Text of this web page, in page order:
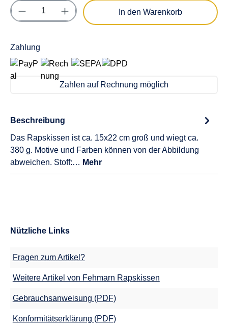
Produkt Anzahl: Gib den gewünschten
In den Warenkorb
Zahlung
Zahlen auf Rechnung möglich
Beschreibung
Das Rapskissen ist ca. 15x22 cm groß und wiegt ca.
380 g. Motive und Farben können von der Abbildung
abweichen. Stoff:… Mehr
Nützliche Links
Fragen zum Artikel?
Weitere Artikel von Fehmarn Rapskissen
Gebrauchsanweisung (PDF)
Konformitätserklärung (PDF)